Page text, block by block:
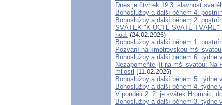
Dnes je čtvrtek 19.3. slavnost
Bohoslužby a další během 4.
Bohoslužby a další během 2.
SVÁTEK "K ÚCTĚ SVATÉ
hod. (24.02.2026)
Bohoslužby a další během 1.
Pozvání na kmotrovskou mši
Bohoslužby a další během 6. týdne
Nezapomeňte jít na mši svatou: Na
milosti (11.02.2026)
Bohoslužby a další během 5. týdne
Bohoslužby a další během 4. týdne
V pondělí 2. 2. je svátek Hromnic,
Bohoslužby a další během 3. týdne